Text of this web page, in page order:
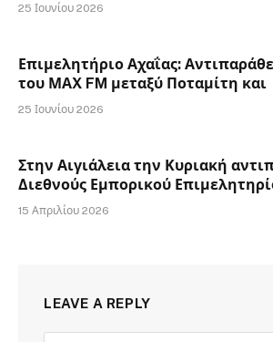
25 Ιουνίου 2026
Επιμελητήριο Αχαΐας:
του ΜΑX FM μεταξύ Ποταμίτη
25 Ιουνίου 2026
Στην Αιγιάλεια την Κυριακή
Διεθνούς Εμπορικού
15 Απριλίου 2026
LEAVE A REPLY